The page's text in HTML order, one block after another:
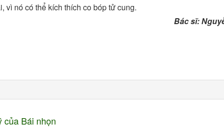
nó có thể kích thích co bóp tử cung.
Bác sĩ:
của Bái nhọn